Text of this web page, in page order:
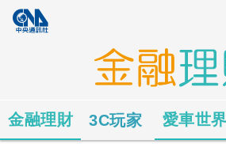
金融理財 3C玩家 愛車世界